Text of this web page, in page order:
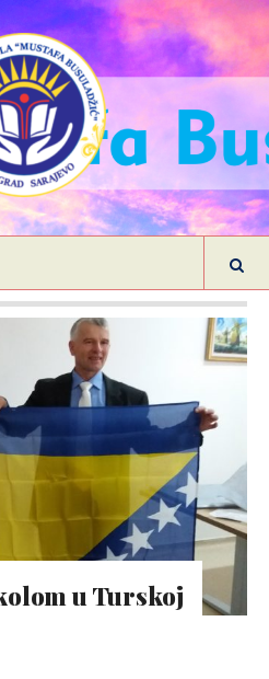
u Turskoj